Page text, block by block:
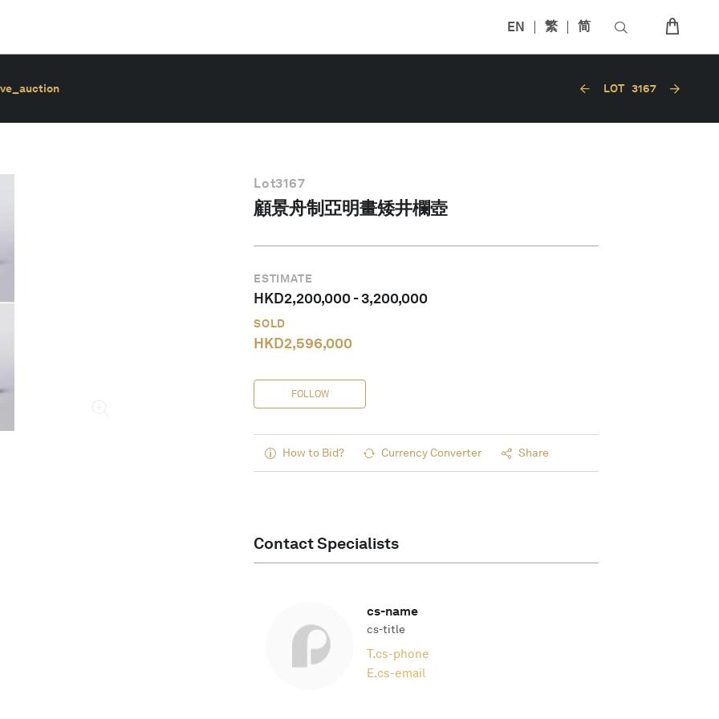
EN 繁 简
LOT 3167
Lot3167
顧景舟制亞明畫矮井欄壺
ESTIMATE
HKD2,200,000-3,200,000
SOLD
HKD2,596,000
FOLLOW
How to Bid? Currency Converter Share
Contact Specialists
cs-name
cs-title
T.cs-phone
E.cs-email